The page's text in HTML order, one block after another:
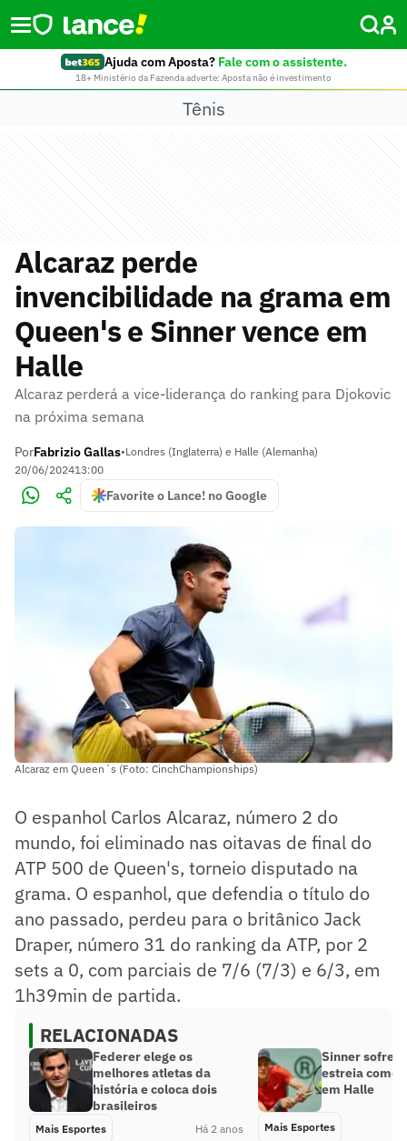
Ajuda com Aposta? Fale com o assistente.
18+ Ministério da Fazenda adverte: Aposta não é investimento
Tênis
Alcaraz perde
invencibilidade na grama em
Queen's e Sinner vence em
Halle
Alcaraz perderá a vice-liderança do ranking para Djokovic
na próxima semana
PorFabrizio Gallas•Londres (Inglaterra) e Halle (Alemanha)
20/06/202413:00
Favorite o Lance! no Google
Alcaraz em Queen´s (Foto: CinchChampionships)
O espanhol Carlos Alcaraz, número 2 do
mundo, foi eliminado nas oitavas de final do
ATP 500 de Queen's, torneio disputado na
grama. O espanhol, que defendia o título do
ano passado, perdeu para o britânico Jack
Draper, número 31 do ranking da ATP, por 2
sets a 0, com parciais de 7/6 (7/3) e 6/3, em
1h39min de partida.
RELACIONADAS
Federer elege os
melhores atletas da
história e coloca dois
brasileiros
Mais Esportes Há 2 anos
Sinner sofre,
estreia como
em Halle
Mais Esportes